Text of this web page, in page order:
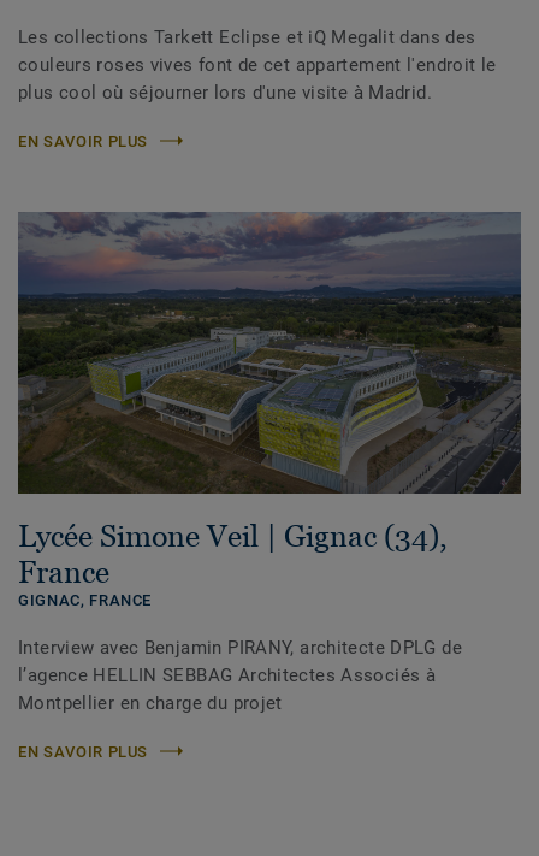
Les collections Tarkett Eclipse et iQ Megalit dans des
couleurs roses vives font de cet appartement l'endroit le
plus cool où séjourner lors d'une visite à Madrid.
EN SAVOIR PLUS
Lycée Simone Veil | Gignac (34),
France
GIGNAC, FRANCE
Interview avec Benjamin PIRANY, architecte DPLG de
l’agence HELLIN SEBBAG Architectes Associés à
Montpellier en charge du projet
EN SAVOIR PLUS